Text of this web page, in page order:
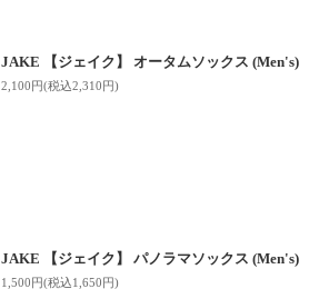
JAKE 【ジェイク】 オータムソックス (Men's)
2,100円(税込2,310円)
JAKE 【ジェイク】 パノラマソックス (Men's)
1,500円(税込1,650円)